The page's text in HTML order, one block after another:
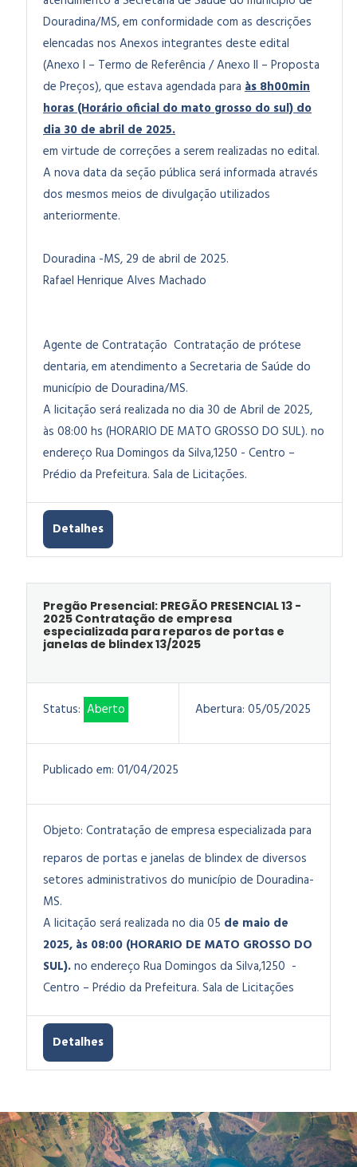
Douradina/MS, em conformidade com as descrições
elencadas nos Anexos integrantes deste edital
(Anexo I – Termo de Referência / Anexo II – Proposta
de Preços), que estava agendada para às 8h00min
horas (Horário oficial do mato grosso do sul) do
dia 30 de abril de 2025.
em virtude de correções a serem realizadas no edital.
A nova data da seção pública será informada através
dos mesmos meios de divulgação utilizados
anteriormente.
Douradina -MS, 29 de abril de 2025.
Rafael Henrique Alves Machado
Agente de Contratação Contratação de prótese
dentaria, em atendimento a Secretaria de Saúde do
município de Douradina/MS.
A licitação será realizada no dia 30 de Abril de 2025,
às 08:00 hs (HORARIO DE MATO GROSSO DO SUL). no
endereço Rua Domingos da Silva,1250 - Centro –
Prédio da Prefeitura. Sala de Licitações.
Detalhes
Pregão Presencial: PREGÃO PRESENCIAL 13 -
2025 Contratação de empresa
especializada para reparos de portas e
janelas de blindex 13/2025
Status: Aberto Abertura: 05/05/2025
Publicado em: 01/04/2025
Objeto: Contratação de empresa especializada para
reparos de portas e janelas de blindex de diversos
setores administrativos do município de Douradina-
MS.
A licitação será realizada no dia 05 de maio de
2025, às 08:00 (HORARIO DE MATO GROSSO DO
SUL).no endereço Rua Domingos da Silva,1250 -
Centro – Prédio da Prefeitura. Sala de Licitações
Detalhes